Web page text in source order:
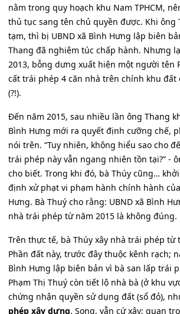
nằm trong quy hoạch khu Nam TPHCM,
thủ tục sang tên chủ quyền được. Khi ông
tạm, thì bị UBND xã Bình Hưng lập biên
Thang đã nghiêm túc chấp hành. Nhưng
2013, bỗng dưng xuất hiện một người tên
cất trái phép 4 căn nhà trên chính khu đất
(?!).
Đến năm 2015, sau nhiều lần ông Thang
Bình Hưng mới ra quyết định cưỡng chế,
nói trên. “Tuy nhiên, không hiểu sao cho
trái phép này vẫn ngang nhiên tồn tại?” -
cho biết. Trong khi đó, bà Thúy cũng…
định xử phạt vi phạm hành chính hành
Hưng. Bà Thuý cho rằng: UBND xã Bình
nhà trái phép từ năm 2015 là không đúng.
Trên thực tế, bà Thúy xây nhà trái phép từ
Phần đất này, trước đây thuộc kênh rạch;
Bình Hưng lập biên bản vì bà san lấp trái
Phạm Thị Thuý còn tiết lộ nhà bà (ở khu
chứng nhận quyền sử dụng đất (sổ đỏ),
phép xây dựng. Song, vẫn cứ xây; quan